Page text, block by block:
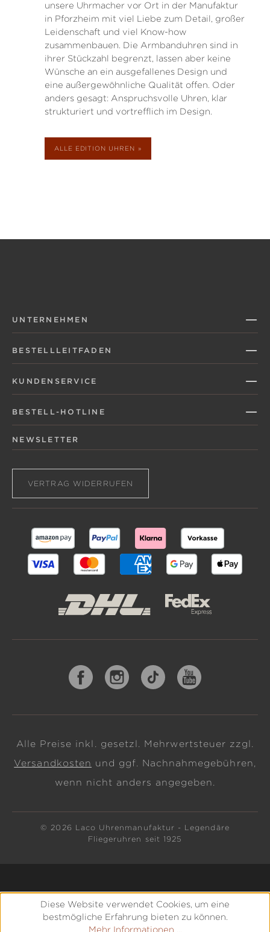
unsere Uhrmacher vor Ort in der Manufaktur
in Pforzheim mit viel Liebe zum Detail, großer
Leidenschaft und viel Know-how
zusammenbauen. Die Armbanduhren sind in
ihrer Stückzahl begrenzt, lassen aber keine
Wünsche an ein ausgefallenes Design und
eine außergewöhnliche Qualität offen. Oder
anders gesagt: Anspruchsvolle Uhren, klar
strukturiert und vortrefflich im Design.
ALLE EDITION UHREN
UNTERNEHMEN
BESTELLLEITFADEN
KUNDENSERVICE
BESTELL-HOTLINE
NEWSLETTER
VERTRAG WIDERRUFEN
Alle Preise inkl. gesetzl. Mehrwertsteuer zzgl.
Versandkosten und ggf. Nachnahmegebühren,
wenn nicht anders angegeben.
© 2026 Laco Uhrenmanufaktur - Legendäre
Fliegeruhren seit 1925
Diese Website verwendet Cookies, um eine
bestmögliche Erfahrung bieten zu können.
Mehr Informationen ...